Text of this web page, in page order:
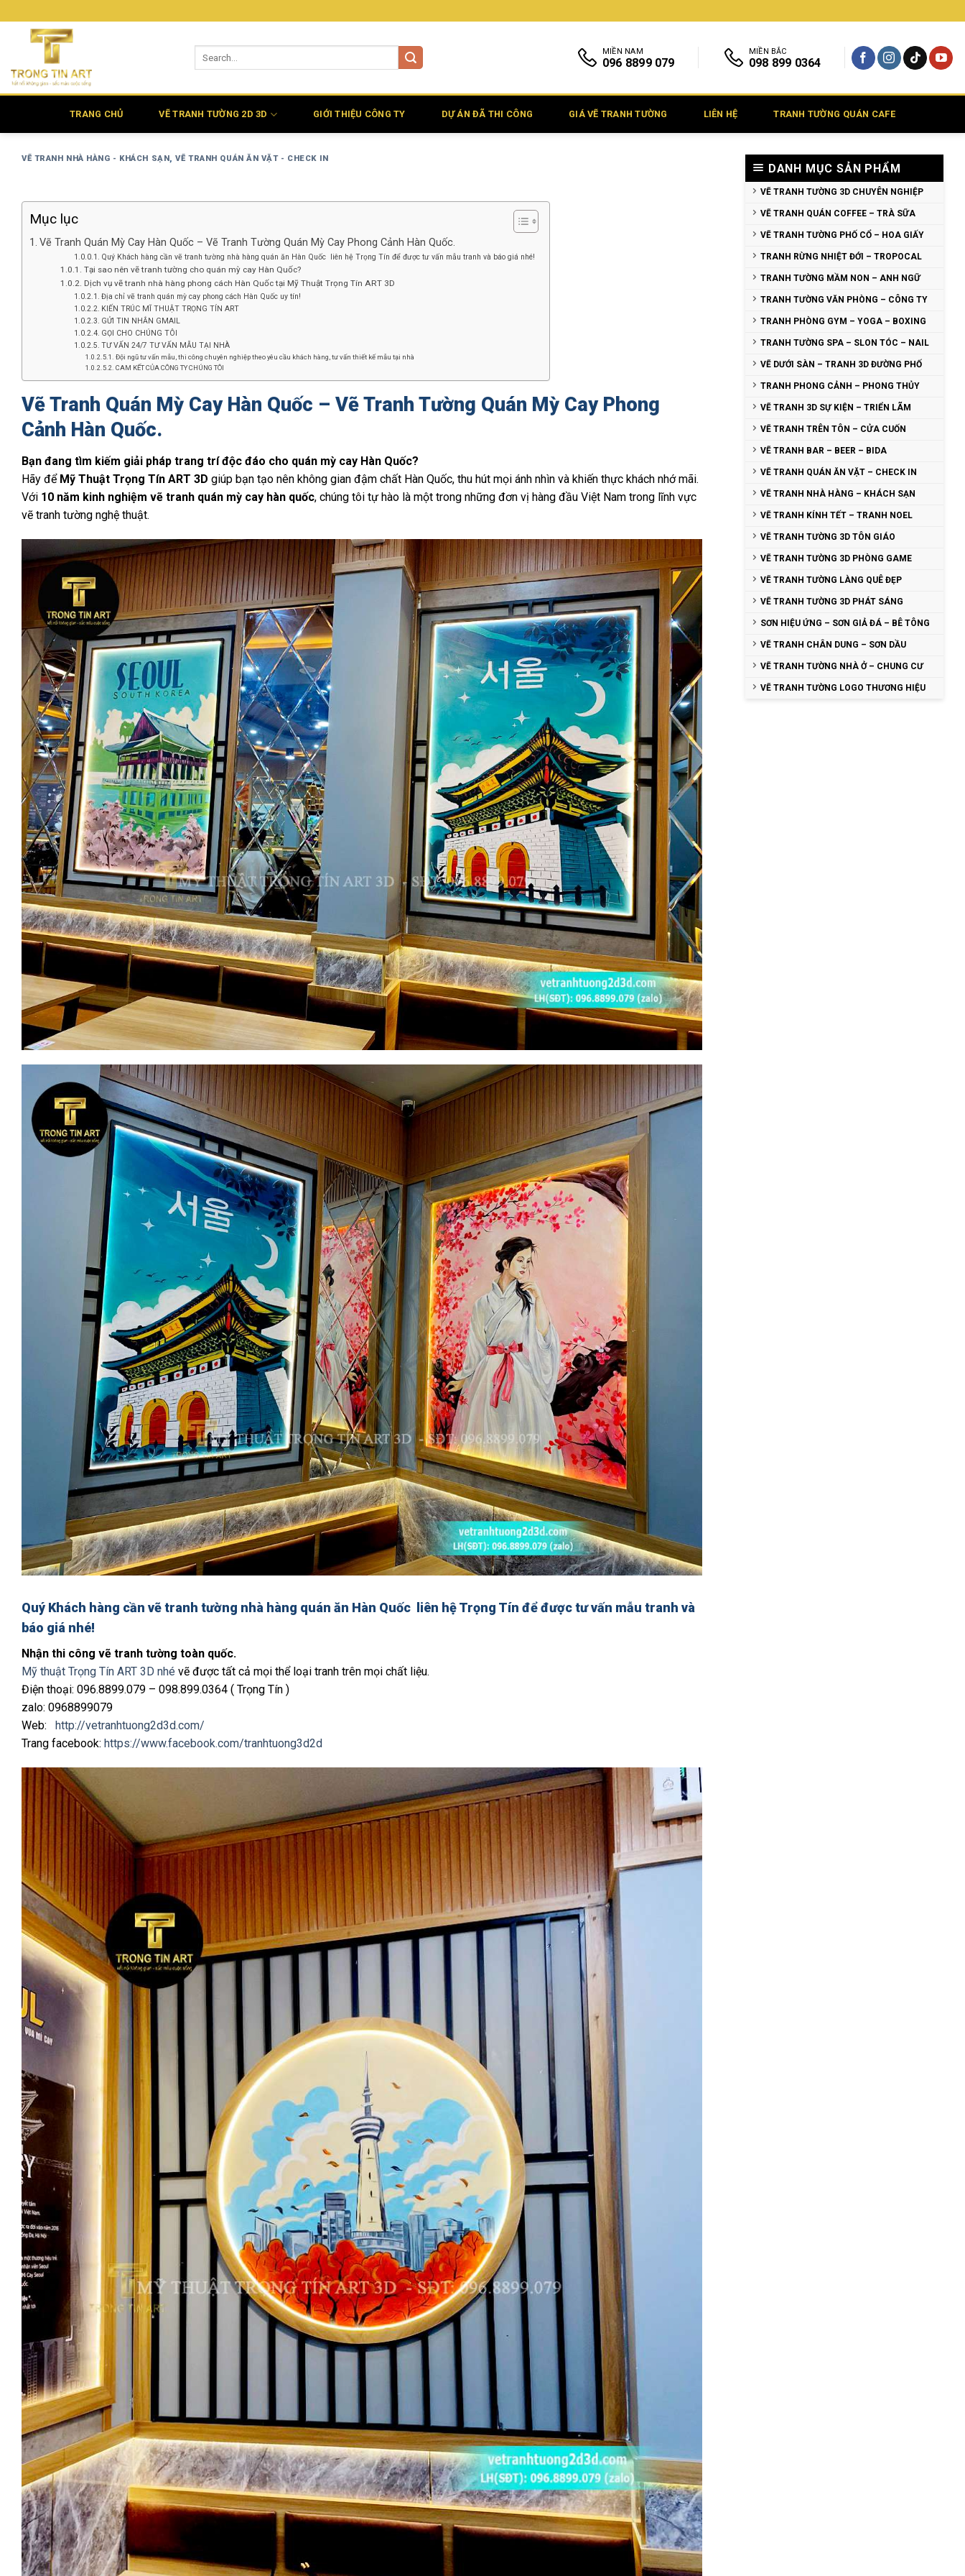
qua
MIỀN NAM
096 8899 079
MIỀN BẮC
098 899 0364
TRANG CHỦ VẼ TRANH TƯỜNG 2D 3D GIỚI THIỆU CÔNG TY DỰ ÁN ĐÃ THI CÔNG GIÁ VẼ TRANH TƯỜNG LIÊN HỆ TRANH TƯỜNG QUÁN CAFE
VẼ TRANH NHÀ HÀNG - KHÁCH SẠN,VẼ TRANH QUÁN ĂN VẶT - CHECK IN
Mục lục
Vẽ Tranh Quán Mỳ Cay Hàn Quốc – Vẽ Tranh Tường Quán Mỳ Cay Phong Cảnh Hàn Quốc.
Quý Khách hàng cần vẽ tranh tường nhà hàng quán ăn Hàn Quốc liên hệ Trọng Tín để được tư vấn mẫu tranh và báo giá nhé!
Tại sao nên vẽ tranh tường cho quán mỳ cay Hàn Quốc?
Dịch vụ vẽ tranh nhà hàng phong cách Hàn Quốc tại Mỹ Thuật Trọng Tín ART 3D
Địa chỉ vẽ tranh quán mỳ cay phong cách Hàn Quốc uy tín!
KIẾN TRÚC MĨ THUẬT TRỌNG TÍN ART
GỬI TIN NHẮN GMAIL
GỌI CHO CHÚNG TÔI
TƯ VẤN 24/7 TƯ VẤN MẪU TẠI NHÀ
Đội ngũ tư vấn mẫu, thi công chuyên nghiệp theo yêu cầu khách hàng, tư vấn thiết kế mẫu tại nhà
CAM KẾT CỦA CÔNG TY CHÚNG TÔI
Vẽ Tranh Quán Mỳ Cay Hàn Quốc – Vẽ Tranh Tường Quán Mỳ Cay Phong
Cảnh Hàn Quốc.
Bạn đang tìm kiếm giải pháp trang trí độc đáo cho quán mỳ cay Hàn Quốc?
Hãy để Mỹ Thuật Trọng Tín ART 3D giúp bạn tạo nên không gian đậm chất Hàn Quốc, thu hút mọi ánh nhìn và khiến thực khách nhớ mãi.
Với 10 năm kinh nghiệm vẽ tranh quán mỳ cay hàn quốc, chúng tôi tự hào là một trong những đơn vị hàng đầu Việt Nam trong lĩnh vực
vẽ tranh tường nghệ thuật.
Quý Khách hàng cần vẽ tranh tường nhà hàng quán ăn Hàn Quốc liên hệ Trọng Tín để được tư vấn mẫu tranh và
báo giá nhé!
Nhận thi công vẽ tranh tường toàn quốc.
Mỹ thuật Trọng Tín ART 3D nhé vẽ được tất cả mọi thể loại tranh trên mọi chất liệu.
Điện thoại: 096.8899.079 – 098.899.0364 ( Trọng Tín )
zalo: 0968899079
Web: http://vetranhtuong2d3d.com/
Trang facebook: https://www.facebook.com/tranhtuong3d2d
DANH MỤC SẢN PHẨM
VẼ TRANH TƯỜNG 3D CHUYÊN NGHIỆP
VẼ TRANH QUÁN COFFEE – TRÀ SỮA
VẼ TRANH TƯỜNG PHỐ CỔ – HOA GIẤY
TRANH RỪNG NHIỆT ĐỚI – TROPOCAL
TRANH TƯỜNG MẦM NON – ANH NGỮ
TRANH TƯỜNG VĂN PHÒNG – CÔNG TY
TRANH PHÒNG GYM – YOGA – BOXING
TRANH TƯỜNG SPA – SLON TÓC – NAIL
VẼ DƯỚI SÀN – TRANH 3D ĐƯỜNG PHỐ
TRANH PHONG CẢNH – PHONG THỦY
VẼ TRANH 3D SỰ KIỆN – TRIỂN LÃM
VẼ TRANH TRÊN TÔN – CỬA CUỐN
VẼ TRANH BAR – BEER – BIDA
VẼ TRANH QUÁN ĂN VẶT – CHECK IN
VẼ TRANH NHÀ HÀNG – KHÁCH SẠN
VẼ TRANH KÍNH TẾT – TRANH NOEL
VẼ TRANH TƯỜNG 3D TÔN GIÁO
VẼ TRANH TƯỜNG 3D PHÒNG GAME
VẼ TRANH TƯỜNG LÀNG QUÊ ĐẸP
VẼ TRANH TƯỜNG 3D PHÁT SÁNG
SƠN HIỆU ỨNG – SƠN GIẢ ĐÁ – BÊ TÔNG
VẼ TRANH CHÂN DUNG – SƠN DẦU
VẼ TRANH TƯỜNG NHÀ Ở – CHUNG CƯ
VẼ TRANH TƯỜNG LOGO THƯƠNG HIỆU